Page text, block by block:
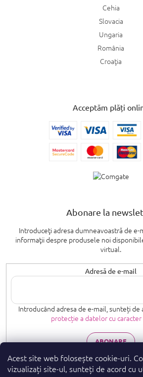
Acest site web folosește cookie-uri.
vizualizați site-ul, sunteți de acord cu
Cehia
Slovacia
Ungaria
România
Croaţia
Acceptăm plăți
Abonare la
Introduceţi adresa dumneavoastră de e-
informaţii despre produsele noi
virtual.
Adresă de e-mail
Introducând adresa de e-mail, sunteți de
protecție a datelor cu
ABONARE